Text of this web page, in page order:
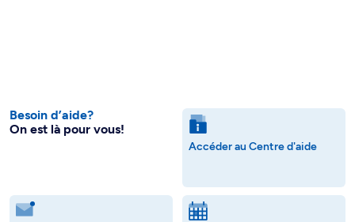
Besoin d’aide?
On est là pour vous!
Accéder au Centre d'aide